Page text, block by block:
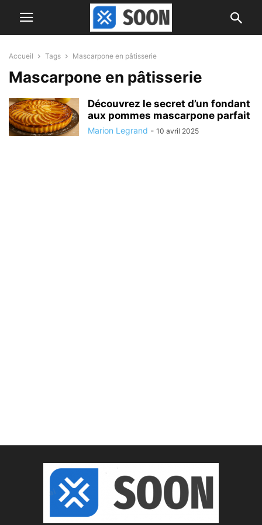
Accueil Tags Mascarpone en pâtisserie
Mascarpone en pâtisserie
Découvrez le secret d’un fondant
aux pommes mascarpone parfait
Marion Legrand - 10 avril 2025